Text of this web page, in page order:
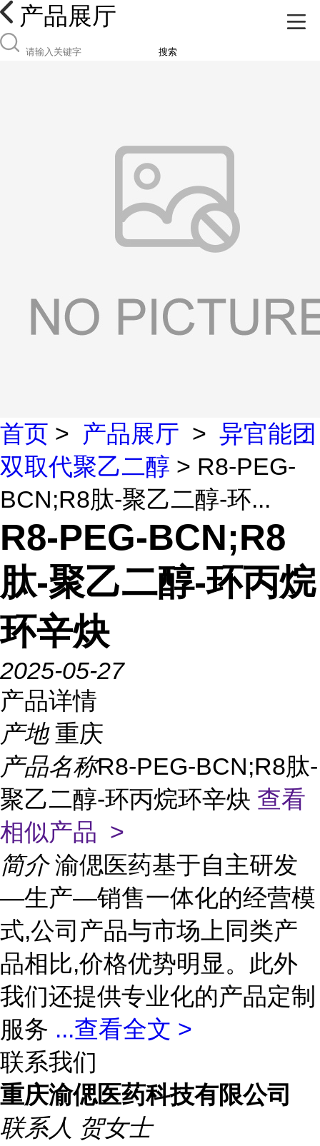
产品展厅
搜索
首页 > 产品展厅 > 异官能团
双取代聚乙二醇 > R8-PEG-
BCN;R8肽-聚乙二醇-环...
R8-PEG-BCN;R8
肽-聚乙二醇-环丙烷
环辛炔
2025-05-27
产品详情
产地 重庆
产品名称R8-PEG-BCN;R8肽-
聚乙二醇-环丙烷环辛炔 查看
相似产品 >
简介 渝偲医药基于自主研发
—生产—销售一体化的经营模
式,公司产品与市场上同类产
品相比,价格优势明显。此外
我们还提供专业化的产品定制
服务 ...查看全文 >
联系我们
重庆渝偲医药科技有限公司
联系人 贺女士